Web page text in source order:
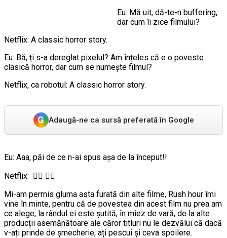
Eu: Mă uit, dă-te-n buffering,
dar cum îi zice filmului?
Netflix: A classic horror story.
Eu: Bă, ți s-a dereglat pixelul? Am înțeles că e o poveste
clasică horror, dar cum se numește filmul?
Netflix, ca robotul: A classic horror story.
G Adaugă-ne ca sursă preferată în Google
Eu: Aaa, păi de ce n-ai spus așa de la început!!
Netflix: 🤦‍♂️ 🤦‍♀️
Mi-am permis gluma asta furată din alte filme, Rush hour îmi
vine în minte, pentru că de povestea din acest film nu prea am
ce alege, la rândul ei este șutită, în miez de vară, de la alte
producții asemănătoare ale căror titluri nu le dezvălui că dacă
v-ați prinde de șmecherie, ați pescui și ceva spoilere.